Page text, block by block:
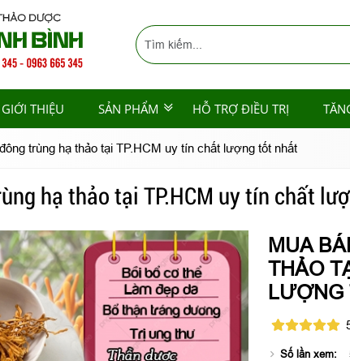
GIỚI THIỆU SẢN PHẨM HỖ TRỢ ĐIỀU TRỊ
trùng hạ thảo tại TP.HCM uy tín chất lượng tốt nhất
hạ thảo tại TP.HCM uy tín chất
MUA
THẢO
LƯỢNG
Số lần xem: